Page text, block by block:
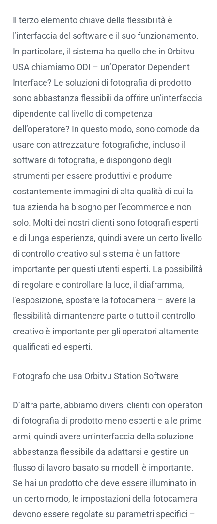
Il terzo elemento chiave della flessibilità è
l’interfaccia del software e il suo funzionamento.
In particolare, il sistema ha quello che in Orbitvu
USA chiamiamo ODI – un’Operator Dependent
Interface? Le soluzioni di fotografia di prodotto
sono abbastanza flessibili da offrire un’interfaccia
dipendente dal livello di competenza
dell’operatore? In questo modo, sono comode da
usare con attrezzature fotografiche, incluso il
software di fotografia, e dispongono degli
strumenti per essere produttivi e produrre
costantemente immagini di alta qualità di cui la
tua azienda ha bisogno per l’ecommerce e non
solo. Molti dei nostri clienti sono fotografi esperti
e di lunga esperienza, quindi avere un certo livello
di controllo creativo sul sistema è un fattore
importante per questi utenti esperti. La possibilità
di regolare e controllare la luce, il diaframma,
l’esposizione, spostare la fotocamera – avere la
flessibilità di mantenere parte o tutto il controllo
creativo è importante per gli operatori altamente
qualificati ed esperti.
Fotografo che usa Orbitvu Station Software
D’altra parte, abbiamo diversi clienti con operatori
di fotografia di prodotto meno esperti e alle prime
armi, quindi avere un’interfaccia della soluzione
abbastanza flessibile da adattarsi e gestire un
flusso di lavoro basato su modelli è importante.
Se hai un prodotto che deve essere illuminato in
un certo modo, le impostazioni della fotocamera
devono essere regolate su parametri specifici –